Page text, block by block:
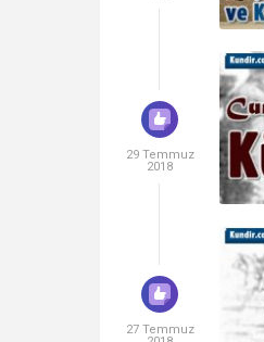
29 Temmuz
2018
27 Temmuz